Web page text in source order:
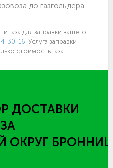
до газгольдера.
газа для заправки вашего
30-16. Услуга заправки
стоимость газа
ДОСТАВКИ
ОКРУГ